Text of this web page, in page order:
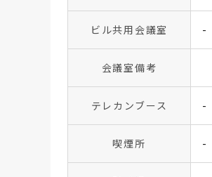
ビル共用会議室 -
会議室備考
テレカンブース -
喫煙所 -